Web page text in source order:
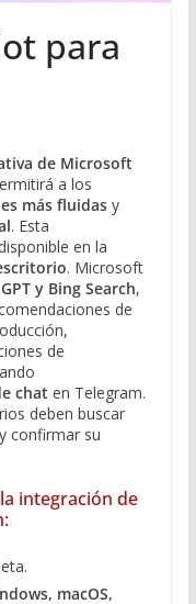
para
de Microsoft
a los
más fluidasy
. Esta
en la
. Microsoft
y Bing Search,
de
de
chat en Telegram.
deben buscar
confirmar su
integración de
macOS,